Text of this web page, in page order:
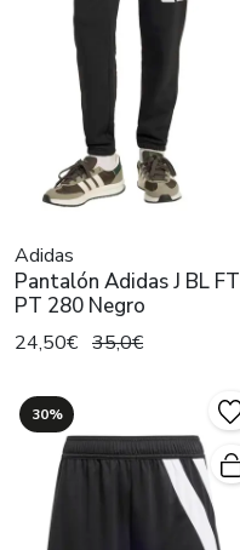
Adidas
Pantalón Adidas J BL FT
PT 280 Negro
24,50€ 35,0€
30%